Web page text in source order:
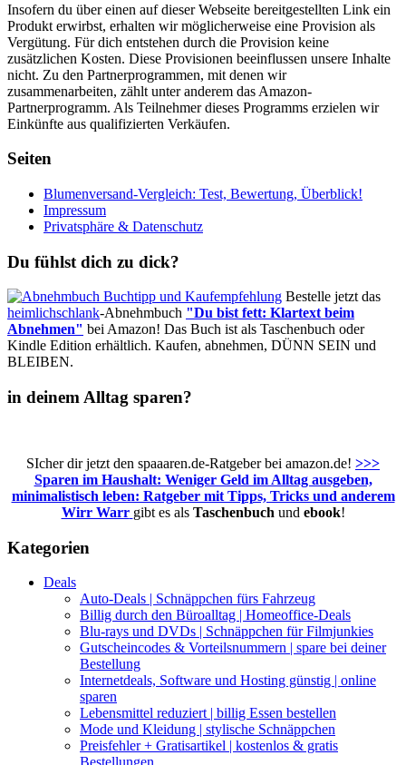
Insofern du über einen auf dieser Webseite bereitgestellten Link ein
Produkt erwirbst, erhalten wir möglicherweise eine Provision als
Vergütung. Für dich entstehen durch die Provision keine
zusätzlichen Kosten. Diese Provisionen beeinflussen unsere Inhalte
nicht. Zu den Partnerprogrammen, mit denen wir
zusammenarbeiten, zählt unter anderem das Amazon-
Partnerprogramm. Als Teilnehmer dieses Programms erzielen wir
Einkünfte aus qualifizierten Verkäufen.
Seiten
Blumenversand-Vergleich: Test, Bewertung, Überblick!
Impressum
Privatsphäre & Datenschutz
Du fühlst dich zu dick?
Bestelle jetzt das
heimlichschlank-Abnehmbuch "Du bist fett: Klartext beim
Abnehmen" bei Amazon! Das Buch ist als Taschenbuch oder
Kindle Edition erhältlich. Kaufen, abnehmen, DÜNN SEIN und
BLEIBEN.
in deinem Alltag sparen?
SIcher dir jetzt den spaaaren.de-Ratgeber bei amazon.de! >>>
Sparen im Haushalt: Weniger Geld im Alltag ausgeben,
minimalistisch leben: Ratgeber mit Tipps, Tricks und anderem
Wirr Warr gibt es als Taschenbuch und ebook!
Kategorien
Deals
Auto-Deals | Schnäppchen fürs Fahrzeug
Billig durch den Büroalltag | Homeoffice-Deals
Blu-rays und DVDs | Schnäppchen für Filmjunkies
Gutscheincodes & Vorteilsnummern | spare bei deiner
Bestellung
Internetdeals, Software und Hosting günstig | online
sparen
Lebensmittel reduziert | billig Essen bestellen
Mode und Kleidung | stylische Schnäppchen
Preisfehler + Gratisartikel | kostenlos & gratis